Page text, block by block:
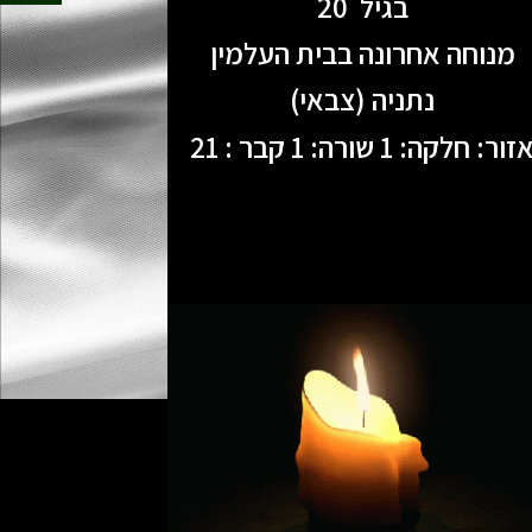
מנוחה אחרונה בבית העלמין
נתניה (צבאי)
חלקה: 1 שורה: 1 קבר : 21